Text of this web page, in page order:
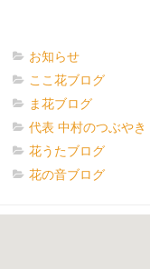
お知らせ
ここ花ブログ
ま花ブログ
代表 中村のつぶやき
花うたブログ
花の音ブログ